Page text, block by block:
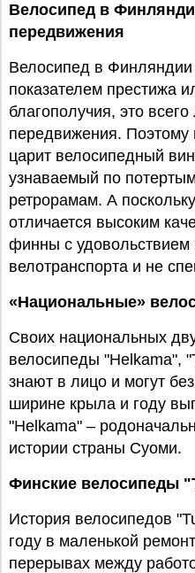
Велосипед в
передвижения
Велосипед в Финляндии
показателем престижа
благополучия, это
передвижения. Поэтому
царит велосипедный
узнаваемый по
ретрорамам. А
отличается высоким
финны с удовольствием
велотранспорта и не
«Национальные»
Своих национальных
велосипеды "Helkama",
знают в лицо и могут
ширине крыла и году
"Helkama" –
истории страны Суоми.
Финские велосипеды
История велосипедов
году в маленькой
перерывах между